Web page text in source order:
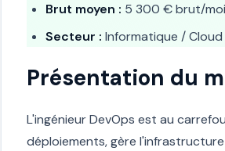
Brut moyen : 5 300 € brut/
Secteur : Informatique / Cloud
Présentation du
L'ingénieur DevOps est au
déploiements, gère